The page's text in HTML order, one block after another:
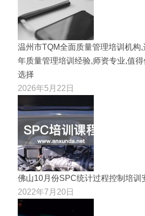
温州市TQM全面质量管理培训机构
年质量管理培训经验,师资专业,值
选择
2026年5月22日
佛山10月份SPC统计过程控制培训
2022年7月20日